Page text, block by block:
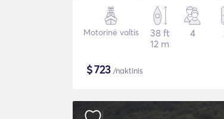
Motorinė valtis
38 ft
12 m
4
$723 /naktinis